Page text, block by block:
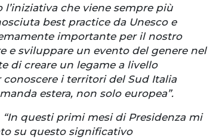
che viene sempre più
best practice da Unesco e
importante per il nostro
e sviluppare un evento del genere nel
di creare un legame a livello
i territori del Sud Italia
estera, non solo europea”.
“In questi primi mesi di Presidenza mi
su questo significativo